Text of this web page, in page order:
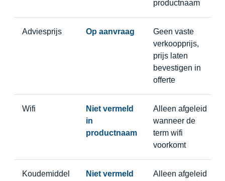
productnaam
Adviesprijs Op aanvraag
Geen vaste
verkoopprijs,
prijs laten
bevestigen in
offerte
Wifi
Niet vermeld
in
productnaam
Alleen afgeleid
wanneer de
term wifi
voorkomt
Koudemiddel
Niet vermeld
Alleen afgeleid